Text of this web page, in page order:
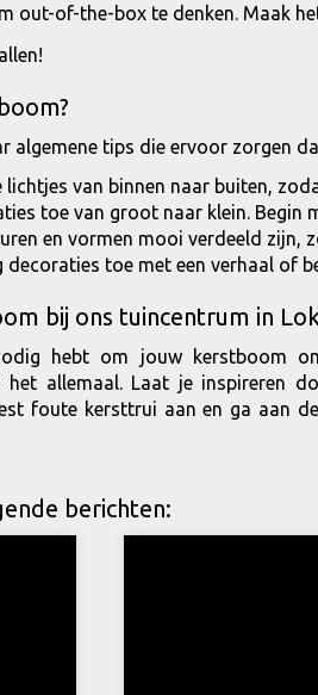
out-of-the-box te denken. Maak
algemene tips die ervoor zorgen
lichtjes van binnen naar buiten,
toe van groot naar klein.
en vormen mooi verdeeld zijn,
decoraties toe met een verhaal of
bij ons tuincentrum in
hebt om jouw kerstboom
het allemaal. Laat je inspireren
foute kersttrui aan en ga aan
berichten: